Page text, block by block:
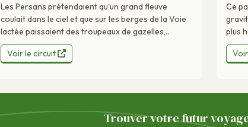
Les Persans prétendaient qu'un grand fleuve
coulait dans le ciel et que sur les berges de la Voie
lactée paissaient des troupeaux de gazelles,..
Voir le circuit
Ce
plus
Trouver votre futur